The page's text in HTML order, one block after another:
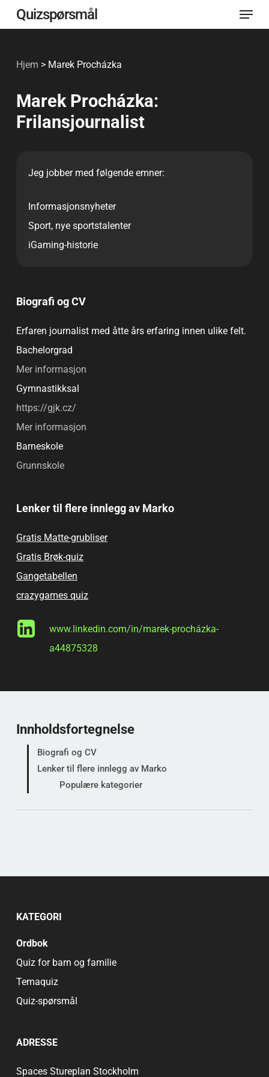
til
Quizspørsmål Meny
Hjem >Marek Procházka
Marek Procházka:
Frilansjournalist
Jeg jobber med følgende emner:
Informasjonsnyheter
Sport, nye sportstalenter
iGaming-historie
Biografi og CV
Erfaren journalist med åtte års erfaring innen ulike felt.
Bachelorgrad
Mer informasjon
Gymnastikksal
https://gjk.cz/
Mer informasjon
Barneskole
Grunnskole
Lenker til flere innlegg av Marko
Gratis Matte-grubliser
Gratis Brøk-quiz
Gangetabellen
crazygames quiz
www.linkedin.com/in/marek-procházka-
a44875328
Innholdsfortegnelse
Biografi og CV
Lenker til flere innlegg av Marko
Populære kategorier
KATEGORI
Ordbok
Quiz for barn og familie
Temaquiz
Quiz-spørsmål
ADRESSE
Spaces Stureplan Stockholm